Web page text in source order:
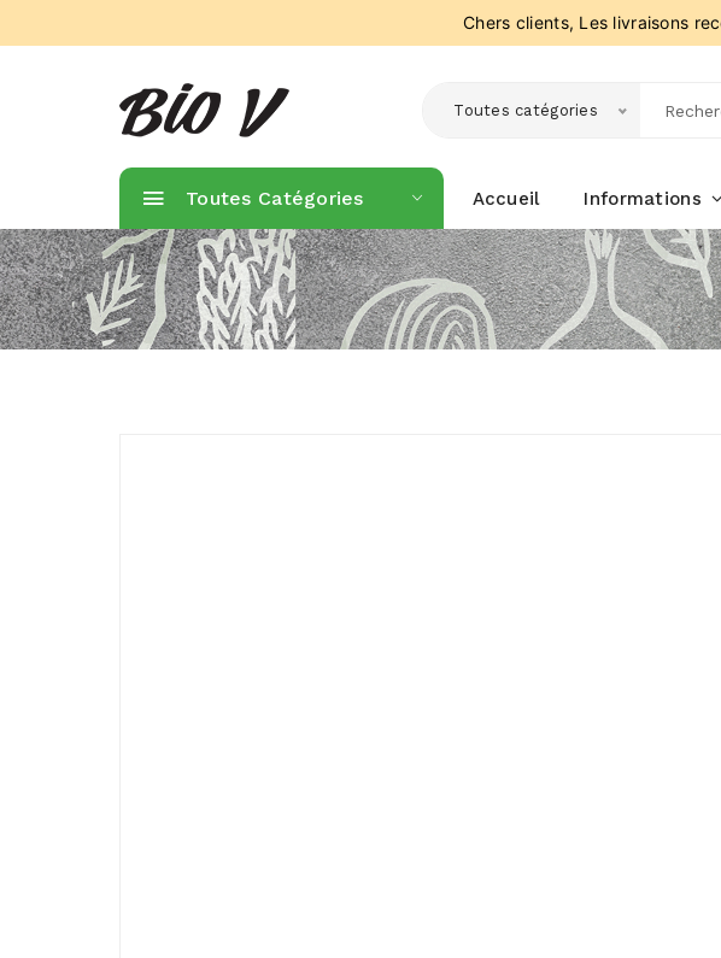
Chers clients, Les livraisons
Toutes catégories
Toutes Catégories Accueil Informations